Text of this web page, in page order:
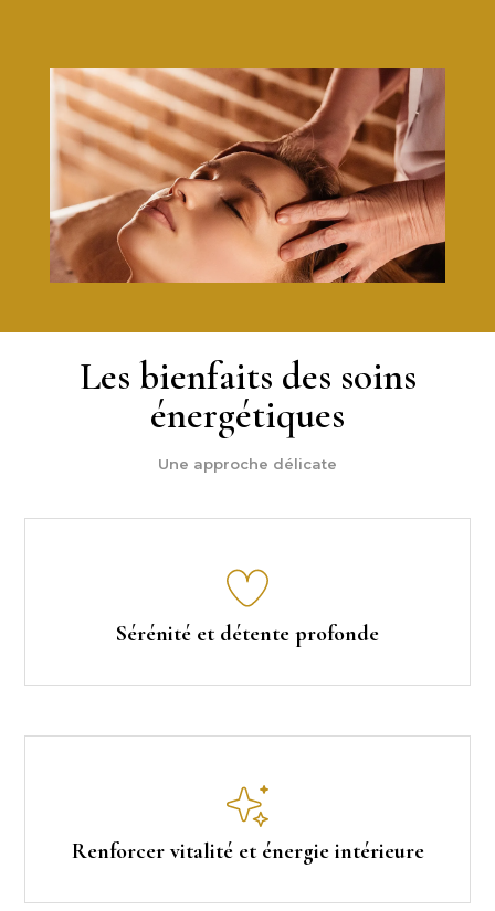
Les bienfaits des soins
énergétiques
Une approche délicate
Sérénité et détente profonde
Renforcer vitalité et énergie intérieure